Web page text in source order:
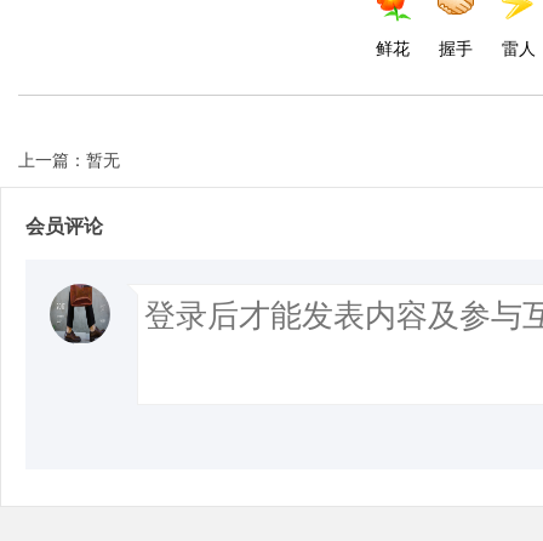
鲜花 握手 雷人
上一篇：暂无
会员评论